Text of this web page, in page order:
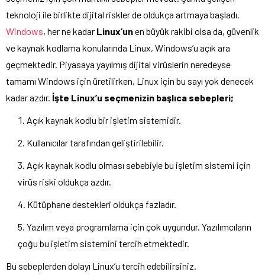
teknoloji ile birlikte dijital riskler de oldukça artmaya başladı.
Windows, her ne kadar Linux’unen büyük rakibi olsa da, güvenlik
ve kaynak kodlama konularında Linux, Windows’u açık ara
geçmektedir. Piyasaya yayılmış dijital virüslerin neredeyse
tamamı Windows için üretilirken, Linux için bu sayı yok denecek
kadar azdır. İşte Linux’u seçmenizin başlıca sebepleri;
Açık kaynak kodlu bir işletim sistemidir.
Kullanıcılar tarafından geliştirilebilir.
Açık kaynak kodlu olması sebebiyle bu işletim sistemi için
virüs riski oldukça azdır.
Kütüphane destekleri oldukça fazladır.
Yazılım veya programlama için çok uygundur. Yazılımcıların
çoğu bu işletim sistemini tercih etmektedir.
Bu sebeplerden dolayı Linux’u tercih edebilirsiniz.